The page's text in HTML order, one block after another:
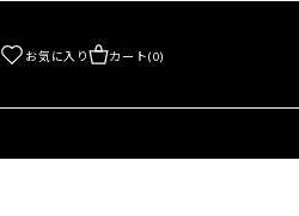
お気に入り カート(0)